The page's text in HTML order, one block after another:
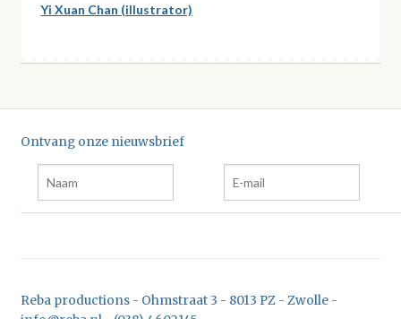
Yi Xuan Chan (illustrator)
Ontvang onze nieuwsbrief
Reba productions - Ohmstraat 3 - 8013 PZ - Zwolle -